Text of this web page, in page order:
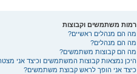
רמות משתמשים וקבוצות
מה הם מנהלים ראשיים?
מה הם מנהלים?
מה הם קבוצות משתמשים?
היכן נמצאות קבוצות המשתמשים וכיצד אני
כיצד אני הופך לראש קבוצת משתמשים?